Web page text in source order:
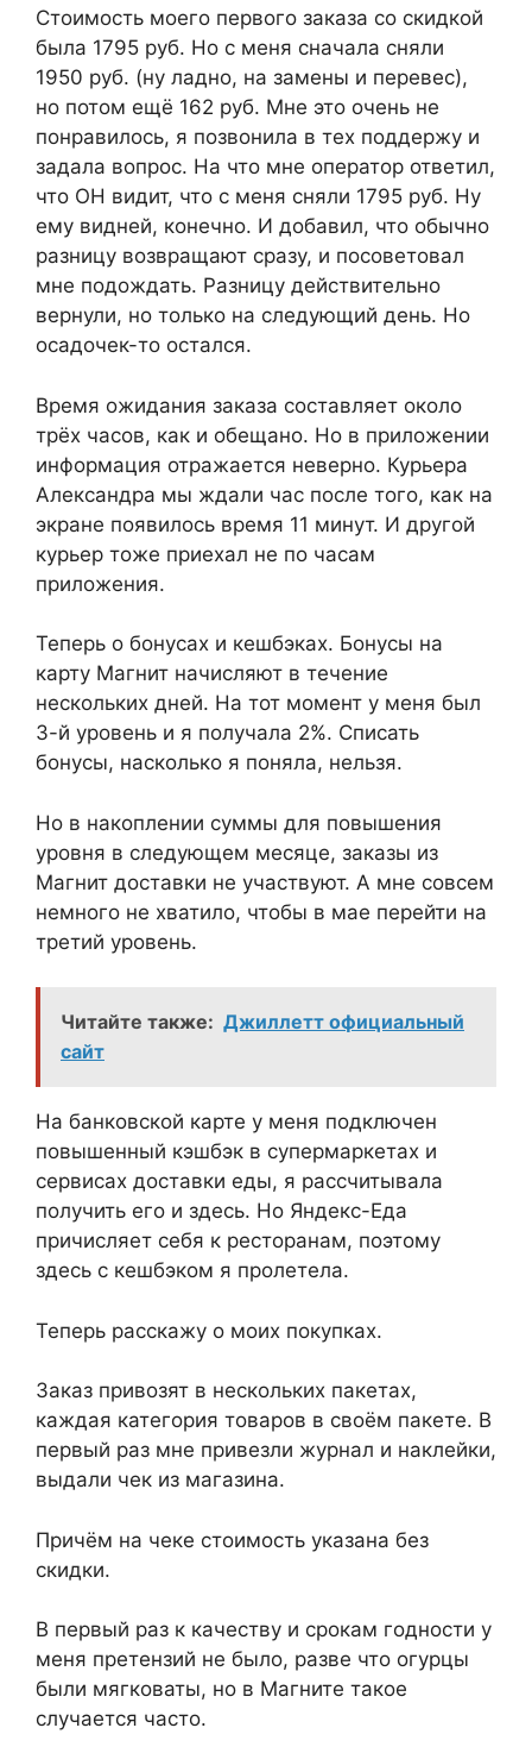
Стоимость моего первого заказа со скидкой
была 1795 руб. Но с меня сначала сняли
1950 руб. (ну ладно, на замены и перевес),
но потом ещё 162 руб. Мне это очень не
понравилось, я позвонила в тех поддержу и
задала вопрос. На что мне оператор ответил,
что ОН видит, что с меня сняли 1795 руб. Ну
ему видней, конечно. И добавил, что обычно
разницу возвращают сразу, и посоветовал
мне подождать. Разницу действительно
вернули, но только на следующий день. Но
осадочек-то остался.
Время ожидания заказа составляет около
трёх часов, как и обещано. Но в приложении
информация отражается неверно. Курьера
Александра мы ждали час после того, как на
экране появилось время 11 минут. И другой
курьер тоже приехал не по часам
приложения.
Теперь о бонусах и кешбэках. Бонусы на
карту Магнит начисляют в течение
нескольких дней. На тот момент у меня был
3-й уровень и я получала 2%. Списать
бонусы, насколько я поняла, нельзя.
Но в накоплении суммы для повышения
уровня в следующем месяце, заказы из
Магнит доставки не участвуют. А мне совсем
немного не хватило, чтобы в мае перейти на
третий уровень.
Читайте также: Джиллетт официальный
сайт
На банковской карте у меня подключен
повышенный кэшбэк в супермаркетах и
сервисах доставки еды, я рассчитывала
получить его и здесь. Но Яндекс-Еда
причисляет себя к ресторанам, поэтому
здесь с кешбэком я пролетела.
Теперь расскажу о моих покупках.
Заказ привозят в нескольких пакетах,
каждая категория товаров в своём пакете. В
первый раз мне привезли журнал и наклейки,
выдали чек из магазина.
Причём на чеке стоимость указана без
скидки.
В первый раз к качеству и срокам годности у
меня претензий не было, разве что огурцы
были мягковаты, но в Магните такое
случается часто.